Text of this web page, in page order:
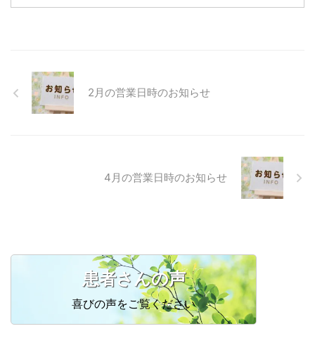
すのでその場合には、ご連絡は
2月の営業日時のお知らせ
4月の営業日時のお知らせ
患者さんの声
喜びの声をご覧ください